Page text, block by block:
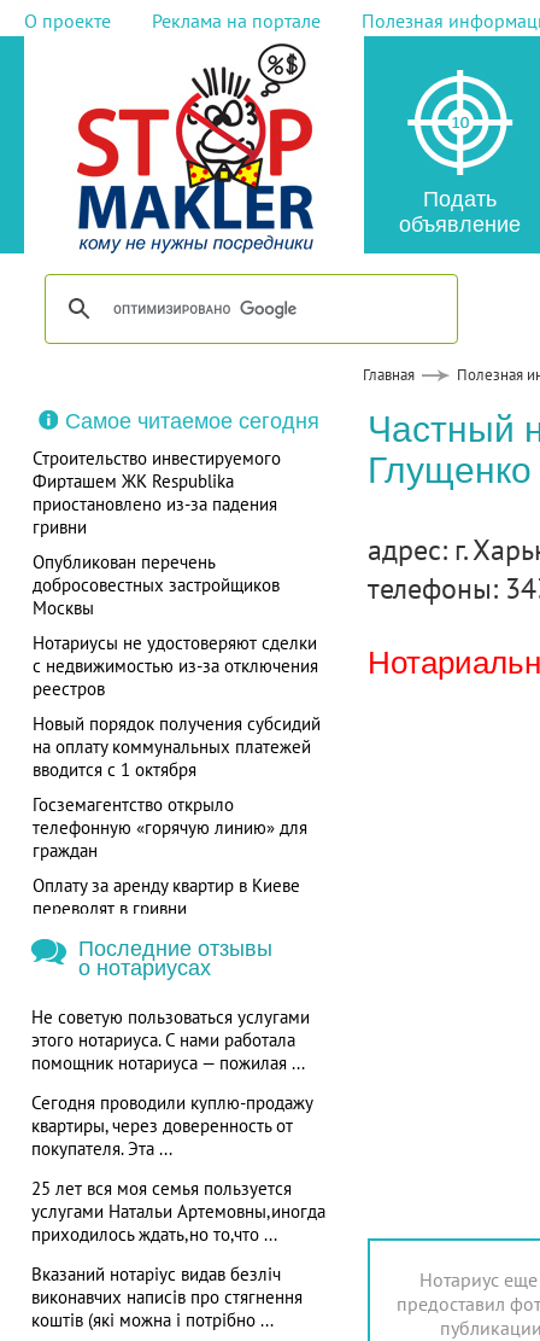
О проекте Реклама на портале Полезная
Подать
объявление
Главная Полезная
Самое читаемое сегодня
Строительство инвестируемого
Фирташем ЖК Respublika
приостановлено из-за падения
гривни
Опубликован перечень
добросовестных застройщиков
Москвы
Нотариусы не удостоверяют сделки
с недвижимостью из-за отключения
реестров
Новый порядок получения субсидий
на оплату коммунальных платежей
вводится с 1 октября
Госземагентство открыло
телефонную «горячую линию» для
граждан
Оплату за аренду квартир в Киеве
переводят в гривни
Последние отзывы
о нотариусах
Не советую пользоваться услугами
этого нотариуса. С нами работала
помощник нотариуса — пожилая ...
Сегодня проводили куплю-продажу
квартиры, через доверенность от
покупателя. Эта ...
25 лет вся моя семья пользуется
услугами Натальи Артемовны,иногда
приходилось ждать,но то,что ...
Вказаний нотаріус видав безліч
виконавчих написів про стягнення
коштів (які можна і потрібно ...
Частный
адрес: г.
телефоны:
Нотариус
предоставил